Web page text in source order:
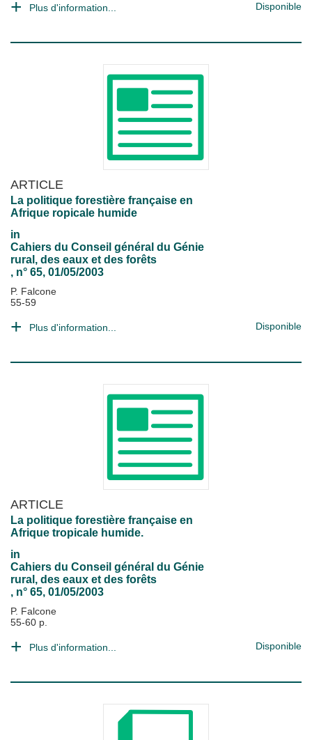
Plus d'information... Disponible
ARTICLE
La politique forestière française en
Afrique ropicale humide
in
Cahiers du Conseil général du Génie
rural, des eaux et des forêts
, n° 65, 01/05/2003
P. Falcone
55-59
Plus d'information... Disponible
ARTICLE
La politique forestière française en
Afrique tropicale humide.
in
Cahiers du Conseil général du Génie
rural, des eaux et des forêts
, n° 65, 01/05/2003
P. Falcone
55-60 p.
Plus d'information... Disponible